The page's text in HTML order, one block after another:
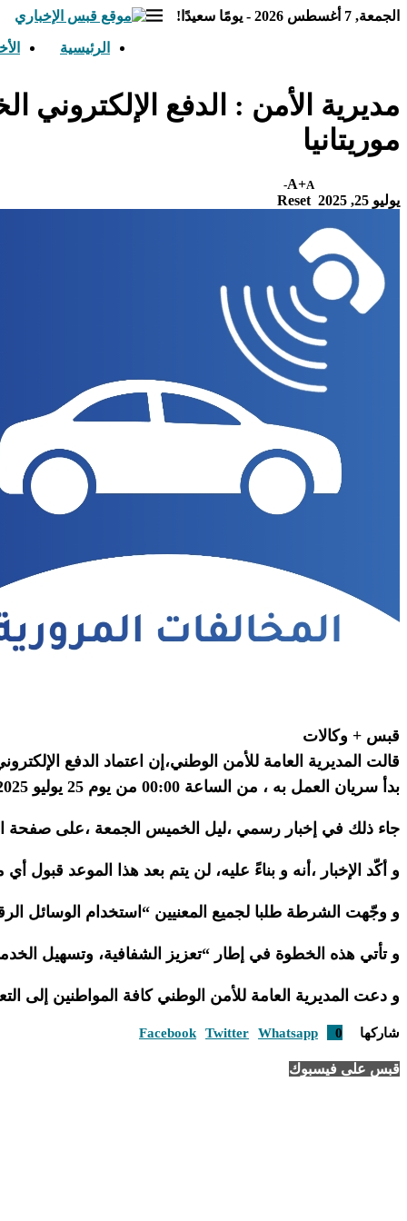
الجمعة, 7 أغسطس 2026 - يومًا سعيدًا!
الرئيسية
مديرية الأمن : الدفع الإلكتروني
موريتانيا
يوليو 25, 2025
A+A-
Reset
قبس + وكالات
قالت المديرية العامة للأمن الوطني،إن اعتماد الدفع
بدأ سريان العمل به ، من الساعة 00:00 من يوم 25 يوليو 2025، كخيار وحيد لتسديد المخالفات المرورية.
جاء ذلك في إخبار رسمي ،ليل الخميس الجمعة ،على صفحة
و أكّد الإخبار ،أنه و بناءً عليه، لن يتم بعد هذا الموعد قبول
و وجّهت الشرطة طلبا لجميع المعنيين “استخدام الوسائل
و تأتي هذه الخطوة في إطار “تعزيز الشفافية، وتسهيل
و دعت المديرية العامة للأمن الوطني كافة المواطنين إلى
شاركها 0
Facebook Twitter Whatsapp
قبس على فيسبوك